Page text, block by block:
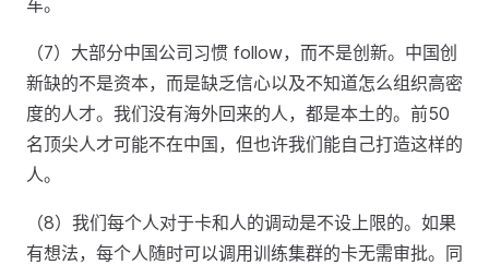
车。
（7）大部分中国公司习惯 follow，而不是创新。中国创
新缺的不是资本，而是缺乏信心以及不知道怎么组织高密
度的人才。我们没有海外回来的人，都是本土的。前50
名顶尖人才可能不在中国，但也许我们能自己打造这样的
人。
（8）我们每个人对于卡和人的调动是不设上限的。如果
有想法，每个人随时可以调用训练集群的卡无需审批。同